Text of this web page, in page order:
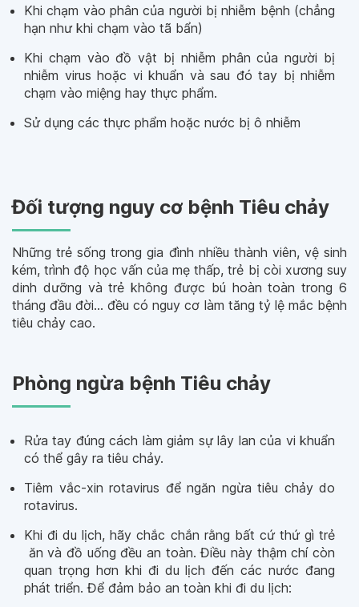
Khi chạm vào phân của người bị nhiễm bệnh (chẳng
hạn như khi chạm vào tã bẩn)
Khi chạm vào đồ vật bị nhiễm phân của người bị
nhiễm virus hoặc vi khuẩn và sau đó tay bị nhiễm
chạm vào miệng hay thực phẩm.
Sử dụng các thực phẩm hoặc nước bị ô nhiễm
Đối tượng nguy cơ bệnh Tiêu chảy
Những trẻ sống trong gia đình nhiều thành viên, vệ sinh
kém, trình độ học vấn của mẹ thấp, trẻ bị còi xương suy
dinh dưỡng và trẻ không được bú hoàn toàn trong 6
tháng đầu đời… đều có nguy cơ làm tăng tỷ lệ mắc bệnh
tiêu chảy cao.
Phòng ngừa bệnh Tiêu chảy
Rửa tay đúng cách làm giảm sự lây lan của vi khuẩn
có thể gây ra tiêu chảy.
Tiêm vắc-xin rotavirus để ngăn ngừa tiêu chảy do
rotavirus.
Khi đi du lịch, hãy chắc chắn rằng bất cứ thứ gì trẻ
ăn và đồ uống đều an toàn. Điều này thậm chí còn
quan trọng hơn khi đi du lịch đến các nước đang
phát triển. Để đảm bảo an toàn khi đi du lịch: